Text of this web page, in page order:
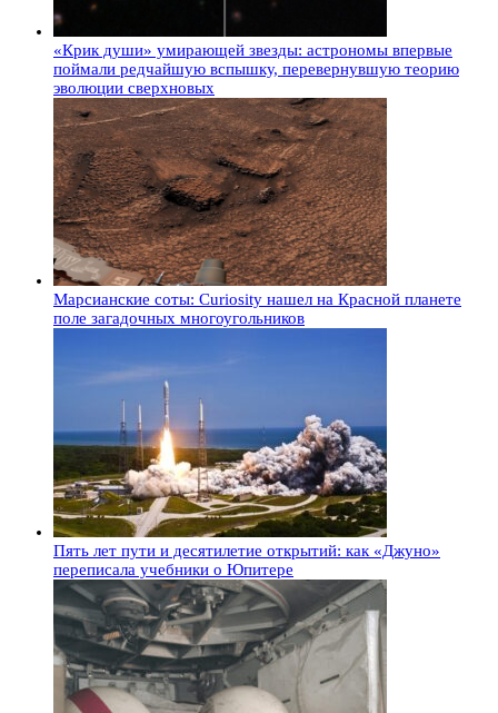
«Крик души» умирающей звезды: астрономы впервые
поймали редчайшую вспышку, перевернувшую теорию
эволюции сверхновых
Марсианские соты: Curiosity нашел на Красной планете
поле загадочных многоугольников
Пять лет пути и десятилетие открытий: как «Джуно»
переписала учебники о Юпитере